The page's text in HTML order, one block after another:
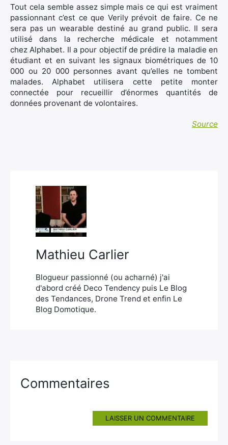
Tout cela semble assez simple mais ce qui est vraiment
passionnant c’est ce que Verily prévoit de faire. Ce ne
sera pas un wearable destiné au grand public. Il sera
utilisé dans la recherche médicale et notamment
chez Alphabet. Il a pour objectif de prédire la maladie en
étudiant et en suivant les signaux biométriques de 10
000 ou 20 000 personnes avant qu’elles ne tombent
malades. Alphabet utilisera cette petite monter
connectée pour recueillir d’énormes quantités de
données provenant de volontaires.
Source
Mathieu Carlier
Blogueur passionné (ou acharné) j'ai
d'abord créé Deco Tendency puis Le Blog
des Tendances, Drone Trend et enfin Le
Blog Domotique.
Commentaires
LAISSER UN COMMENTAIRE